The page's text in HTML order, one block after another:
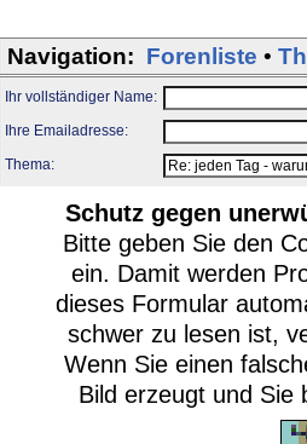
Navigation: Forenliste •
Ihr vollständiger Name:
Ihre Emailadresse:
Thema:
Schutz gegen
Bitte geben Sie den
ein. Damit werden
dieses Formular
schwer zu lesen ist,
Wenn Sie einen
Bild erzeugt und Sie